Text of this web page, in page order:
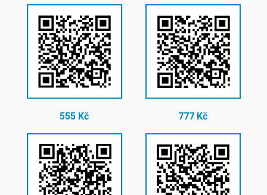
555 Kč 777 Kč